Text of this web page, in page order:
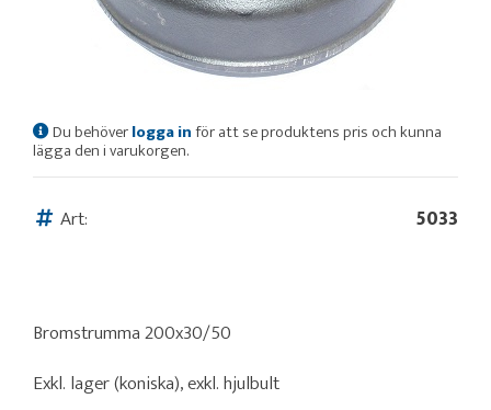
Du behöverlogga inför att se produktens pris och kunna
lägga den i varukorgen.
Art: 5033
Bromstrumma 200x30/50
Exkl. lager (koniska), exkl. hjulbult